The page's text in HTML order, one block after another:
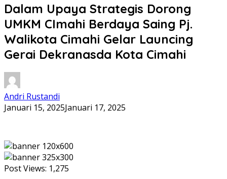
Dalam Upaya Strategis Dorong
UMKM CImahi Berdaya Saing Pj.
Walikota Cimahi Gelar Launcing
Gerai Dekranasda Kota Cimahi
Andri Rustandi
Januari 15, 2025Januari 17, 2025
Post Views: 1,275